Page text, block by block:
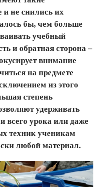
и не снились их
бы, чем больше
учебный
и обратная сторона –
внимание
на предмете
из этого
степень
удерживать
всего урока или даже
техник ученикам
любой материал.